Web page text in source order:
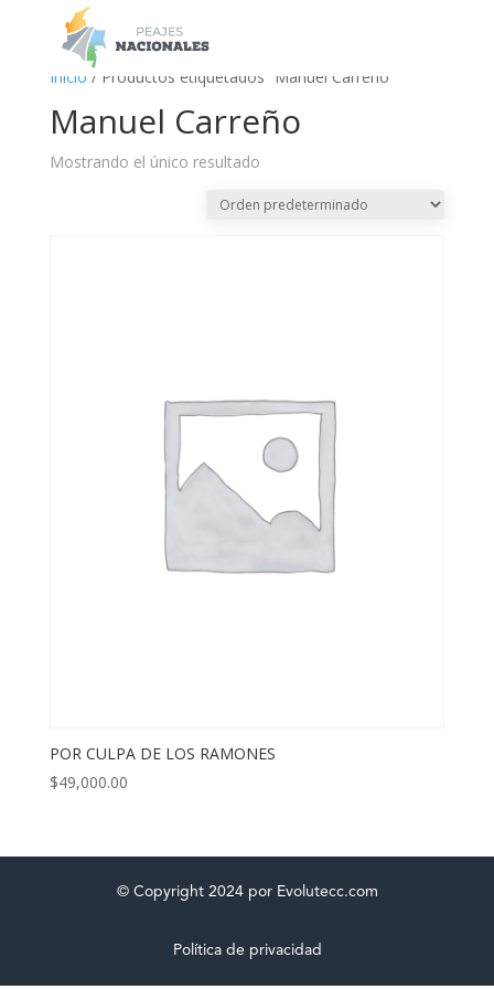
Inicio / Productos etiquetados “Manuel Carreño”
Manuel Carreño
Mostrando el único resultado
POR CULPA DE LOS RAMONES
$49,000.00
© Copyright 2024 por Evolutecc.com
Política de privacidad